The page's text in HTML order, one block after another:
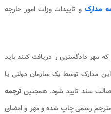
مدارکو تاییدات وزات امور خارجه
مهر دادگستری را دریافت کنند باید
مدارک توسط یک سازمان دولتی یا
سند تایید شود. همچنین ترجمه
مترجم رسمی چاپ شده و مهر و امضای